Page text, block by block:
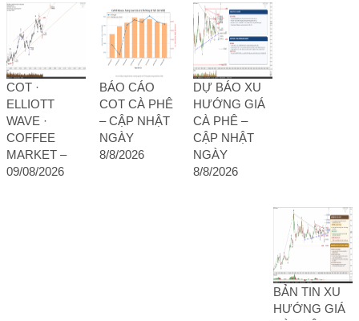
COT ·
ELLIOTT
WAVE ·
COFFEE
MARKET –
09/08/2026
BÁO CÁO
COT CÀ PHÊ
– CẬP NHẬT
NGÀY
8/8/2026
DỰ BÁO XU
HƯỚNG GIÁ
CÀ PHÊ –
CẬP NHẬT
NGÀY
8/8/2026
BẢN TIN XU
HƯỚNG GIÁ